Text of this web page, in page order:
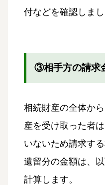
付などを確認しまし
③相手方の請求
相続財産の全体か
産を受け取った者
いないため請求す
遺留分の金額は、
計算します。